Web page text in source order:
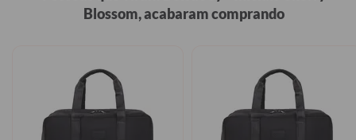
Blossom, acabaram comprando